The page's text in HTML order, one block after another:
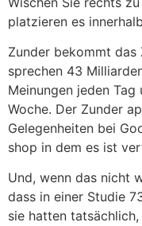
platzieren es
Zunder bekommt das
sprechen 43
Meinungen jeden
Woche. Der Zunder
Gelegenheiten bei
shop in dem es ist
Und, wenn das nicht
dass in einer Studie
sie hatten